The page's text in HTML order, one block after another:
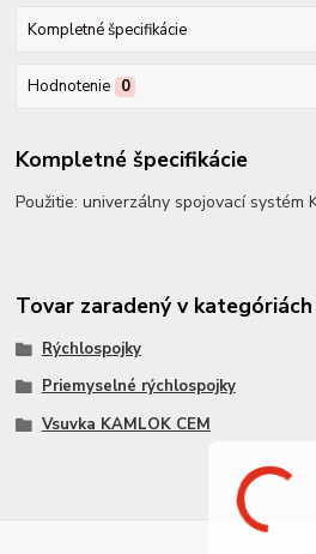
Kompletné špecifikácie
Hodnotenie 0
Kompletné špecifikácie
Použitie: univerzálny spojovací systém
Tovar zaradený v kategóriách
Rýchlospojky
Priemyselné rýchlospojky
Vsuvka KAMLOK CEM